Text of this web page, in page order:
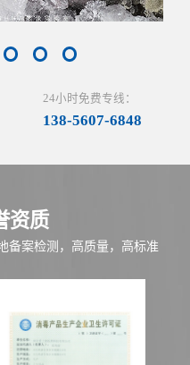
24小时免费专线：
138-5607-6848
资质
备案检测，高质量，高标准